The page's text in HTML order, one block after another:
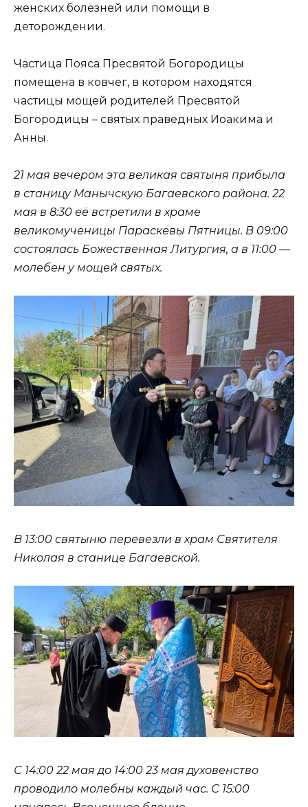
женских болезней или помощи в
деторождении.
Частица Пояса Пресвятой Богородицы
помещена в ковчег, в котором находятся
частицы мощей родителей Пресвятой
Богородицы – святых праведных Иоакима и
Анны.
21 мая вечером эта великая святыня прибыла
в станицу Манычскую Багаевского района. 22
мая в 8:30 её встретили в храме
великомученицы Параскевы Пятницы. В 09:00
состоялась Божественная Литургия, а в 11:00 —
молебен у мощей святых.
В 13:00 святыню перевезли в храм Святителя
Николая в станице Багаевской.
С 14:00 22 мая до 14:00 23 мая духовенство
проводило молебны каждый час. С 15:00